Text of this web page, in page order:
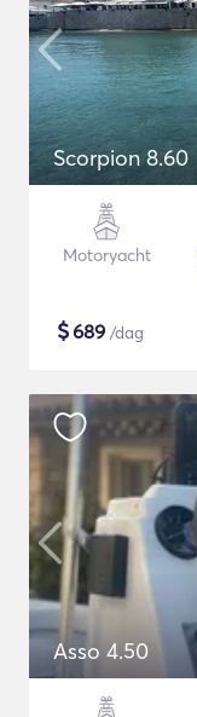
Scorpion 8.60
Motoryacht
$689 /dag
Asso 4.50